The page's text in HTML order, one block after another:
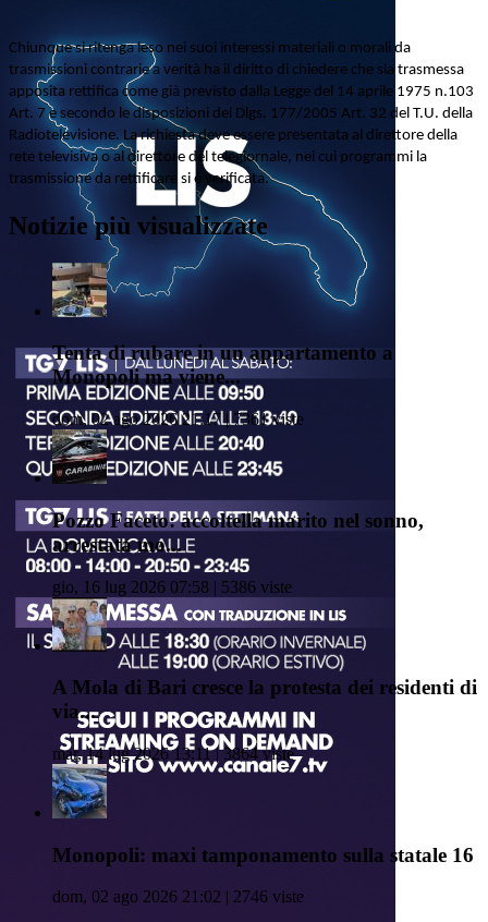
Chiunque si ritenga leso nei suoi interessi materiali o morali da
trasmissioni contrarie a verità ha il diritto di chiedere che sia trasmessa
apposita rettifica come già previsto dalla Legge del 14 aprile 1975 n.103
Art. 7 e secondo le disposizioni del Dlgs. 177/2005 Art. 32 del T.U. della
Radiotelevisione. La richiesta deve essere presentata al direttore della
rete televisiva o al direttore del telegiornale, nei cui programmi la
trasmissione da rettificare si è verificata.
Notizie più visualizzate
Tenta di rubare in un appartamento a
Monopoli ma viene...
dom, 02 ago 2026 21:17 | 7361 viste
Pozzo Faceto: accoltella marito nel sonno,
arrestata mo...
gio, 16 lug 2026 07:58 | 5386 viste
A Mola di Bari cresce la protesta dei residenti di
via...
mar, 14 lug 2026 13:11 | 3864 viste
Monopoli: maxi tamponamento sulla statale 16
dom, 02 ago 2026 21:02 | 2746 viste